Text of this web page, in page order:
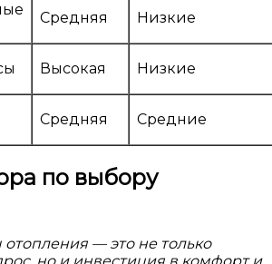
Средняя Низкие
Высокая Низкие
Средняя Средние
по выбору
— это не только